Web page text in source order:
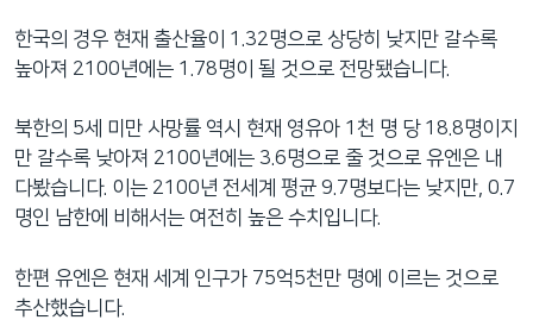
한국의 경우 현재 출산율이 1.32명으로 상당히 낮지만 갈수록
높아져 2100년에는 1.78명이 될 것으로 전망됐습니다.
북한의 5세 미만 사망률 역시 현재 영유아 1천 명 당 18.8명이지
만 갈수록 낮아져 2100년에는 3.6명으로 줄 것으로 유엔은 내
다봤습니다. 이는 2100년 전세계 평균 9.7명보다는 낮지만, 0.7
명인 남한에 비해서는 여전히 높은 수치입니다.
한편 유엔은 현재 세계 인구가 75억5천만 명에 이르는 것으로
추산했습니다.